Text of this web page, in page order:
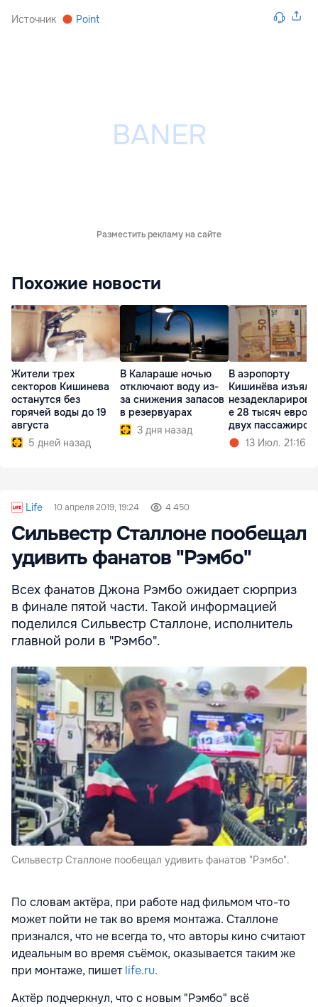
Источник Point
Разместить рекламу на сайте
Похожие новости
Жители трех
секторов Кишинева
останутся без
горячей воды до 19
августа
5 дней назад
В Калараше ночью
отключают воду из-
за снижения запасов
в резервуарах
3 дня назад
В аэропорту
Кишинёва изъяли
е 28 тысяч евро у
двух пассажиров
13 Июл. 21:16
Life 10 апреля 2019, 19:24 4 450
Сильвестр Сталлоне пообещал
удивить фанатов "Рэмбо"
Всех фанатов Джона Рэмбо ожидает сюрприз
в финале пятой части. Такой информацией
поделился Сильвестр Сталлоне, исполнитель
главной роли в "Рэмбо".
Сильвестр Сталлоне пообещал удивить фанатов "Рэмбо".
По словам актёра, при работе над фильмом что-то
может пойти не так во время монтажа. Сталлоне
признался, что не всегда то, что авторы кино считают
идеальным во время съёмок, оказывается таким же
при монтаже, пишетlife.ru.
Актёр подчеркнул, что с новым "Рэмбо" всё